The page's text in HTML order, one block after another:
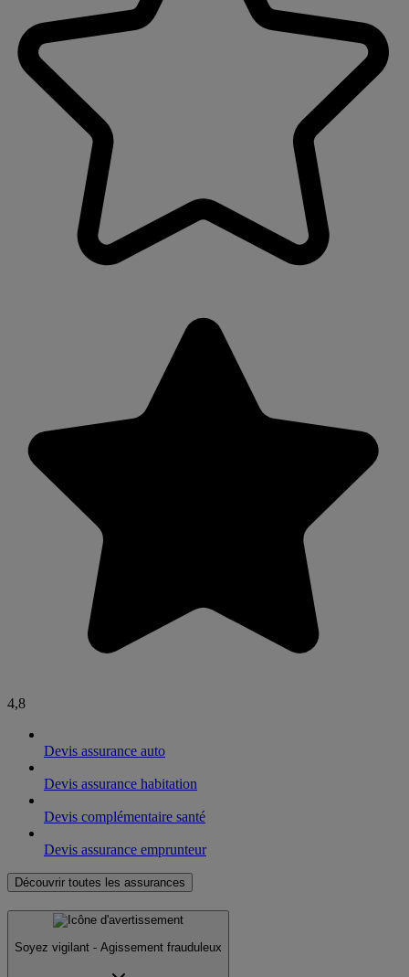
4,8
Devis assurance auto
Devis assurance habitation
Devis complémentaire santé
Devis assurance emprunteur
Découvrir toutes les assurances
Soyez vigilant - Agissement frauduleux